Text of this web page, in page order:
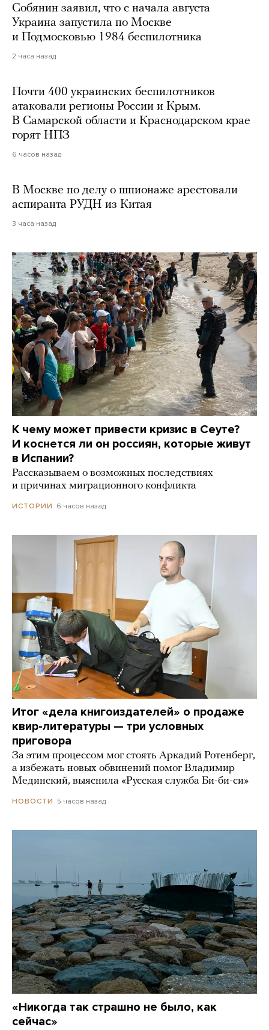
Собянин заявил, что с начала августа
Украина запустила по Москве
и Подмосковью 1984 беспилотника
2 часа назад
Почти 400 украинских беспилотников
атаковали регионы России и Крым.
В Самарской области и Краснодарском крае
горят НПЗ
6 часов назад
В Москве по делу о шпионаже арестовали
аспиранта РУДН из Китая
3 часа назад
К чему может привести кризис в Сеуте?
И коснется ли он россиян, которые живут
в Испании?
Рассказываем о возможных последствиях
и причинах миграционного конфликта
ИСТОРИИ 6 часов назад
Итог «дела книгоиздателей» о продаже
квир-литературы — три условных
приговора
За этим процессом мог стоять Аркадий Ротенберг,
а избежать новых обвинений помог Владимир
Мединский, выяснила «Русская служба Би-би-си»
НОВОСТИ 5 часов назад
«Никогда так страшно не было, как
сейчас»